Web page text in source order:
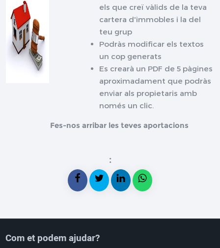
els que creï vàlids de la teva
cartera d'immobles i la del
teu grup
Podràs modificar els textos
un cop generats
Es crearà un PDF de 5 pàgines
aproximadament que podràs
enviar als propietaris amb
només un clic.
Fes-nos arribar les teves aportacions
:
Com et podem ajudar?